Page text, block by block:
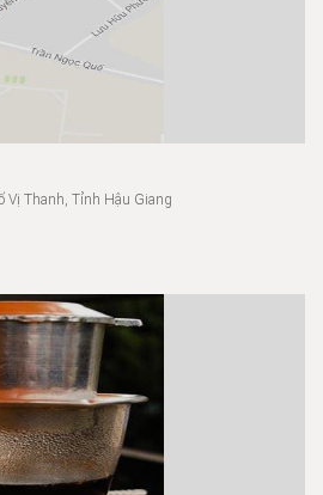
Vị Thanh, Tỉnh Hậu Giang